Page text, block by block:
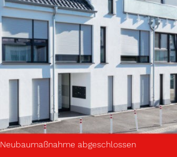
Neubaumaßnahme abgeschlossen